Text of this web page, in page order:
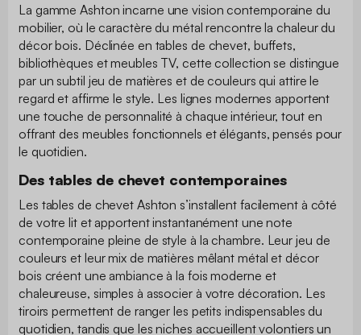
La gamme Ashton incarne une vision contemporaine du
mobilier, où le caractère du métal rencontre la chaleur du
décor bois. Déclinée en tables de chevet, buffets,
bibliothèques et meubles TV, cette collection se distingue
par un subtil jeu de matières et de couleurs qui attire le
regard et affirme le style. Les lignes modernes apportent
une touche de personnalité à chaque intérieur, tout en
offrant des meubles fonctionnels et élégants, pensés pour
le quotidien.
Des tables de chevet contemporaines
Les tables de chevet Ashton s’installent facilement à côté
de votre lit et apportent instantanément une note
contemporaine pleine de style à la chambre. Leur jeu de
couleurs et leur mix de matières mêlant métal et décor
bois créent une ambiance à la fois moderne et
chaleureuse, simples à associer à votre décoration. Les
tiroirs permettent de ranger les petits indispensables du
quotidien, tandis que les niches accueillent volontiers un